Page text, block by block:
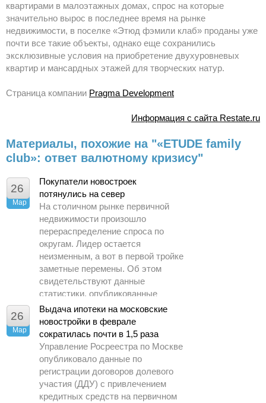
квартирами в малоэтажных домах, спрос на которые
значительно вырос в последнее время на рынке
недвижимости, в поселке «Этюд фэмили клаб» проданы уже
почти все такие объекты, однако еще сохранились
эксклюзивные условия на приобретение двухуровневых
квартир и мансардных этажей для творческих натур.
Страница компании Pragma Development
Информация с сайта Restate.ru
Материалы, похожие на "«ETUDE family
club»: ответ валютному кризису"
26
Мар
Покупатели новостроек
потянулись на север
На столичном рынке первичной
недвижимости произошло
перераспределение спроса по
округам. Лидер остается
неизменным, а вот в первой тройке
заметные перемены. Об этом
свидетельствуют данные
статистики, опубликованные
Управлением Росреестра по
Москве.
26
Мар
Выдача ипотеки на московские
новостройки в феврале
сократилась почти в 1,5 раза
Управление Росреестра по Москве
опубликовало данные по
регистрации договоров долевого
участия (ДДУ) с привлечением
кредитных средств на первичном